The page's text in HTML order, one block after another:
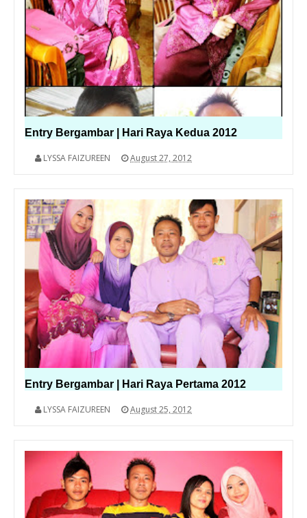
Entry Bergambar | Hari Raya Kedua 2012
LYSSA FAIZUREEN August 27, 2012
Entry Bergambar | Hari Raya Pertama 2012
LYSSA FAIZUREEN August 25, 2012